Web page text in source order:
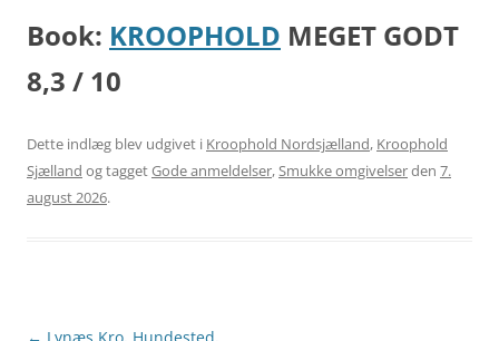
Book: KROOPHOLD MEGET GODT
8,3 / 10
Dette indlæg blev udgivet i Kroophold Nordsjælland, Kroophold
Sjælland og taggetGode anmeldelser,Smukke omgivelserden 7.
august 2026.